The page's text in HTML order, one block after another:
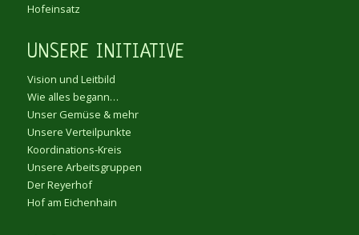
Hofeinsatz
UNSERE INITIATIVE
Vision und Leitbild
Wie alles begann…
Unser Gemüse & mehr
Unsere Verteilpunkte
Koordinations-Kreis
Unsere Arbeitsgruppen
Der Reyerhof
Hof am Eichenhain